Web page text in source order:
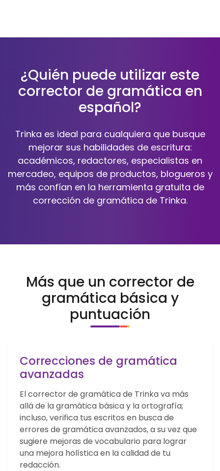
¿Quién puede utilizar este
corrector de gramática en
español?
Trinka es ideal para cualquiera que busque
mejorar sus habilidades de escritura:
académicos, redactores, especialistas en
mercadeo, equipos de productos, blogueros y
más confían en la herramienta gratuita de
corrección de gramática de Trinka.
Más que un corrector de
gramática básica y
puntuación
Correcciones de gramática
avanzadas
El corrector de gramática de Trinka va más
allá de la gramática básica y la ortografía;
incluso, verifica tus escritos en busca de
errores de gramática avanzados, a su vez que
sugiere mejoras de vocabulario para lograr
una mejora holística en la calidad de tu
redacción.